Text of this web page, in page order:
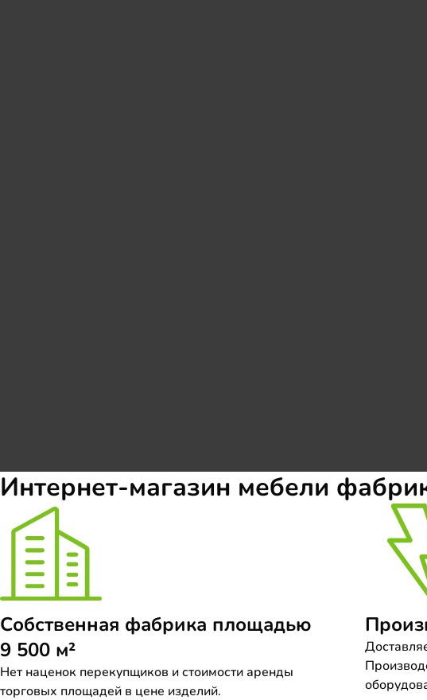
Интернет-магазин мебели
Собственная фабрика площадью
9 500 м²
Нет наценок перекупщиков и стоимости аренды
торговых площадей в цене изделий.